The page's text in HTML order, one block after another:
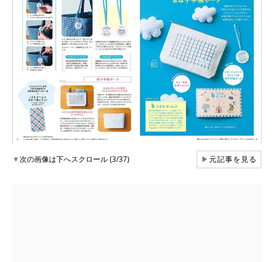
▼次の画像は下へスクロール (3/37) ▶元記事を見る